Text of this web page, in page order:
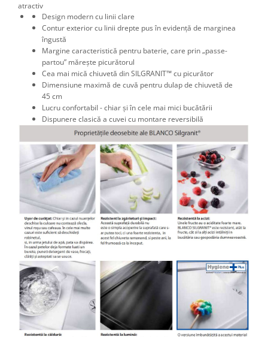
atractiv
Design modern cu linii clare
Contur exterior cu linii drepte pus în evidență de marginea
îngustă
Margine caracteristică pentru baterie, care prin „passe-
partou” mărește picurătorul
Cea mai mică chiuvetă din SILGRANIT™ cu picurător
Dimensiune maximă de cuvă pentru dulap de chiuvetă de
45 cm
Lucru confortabil - chiar și în cele mai mici bucătării
Dispunere clasică a cuvei cu montare reversibilă